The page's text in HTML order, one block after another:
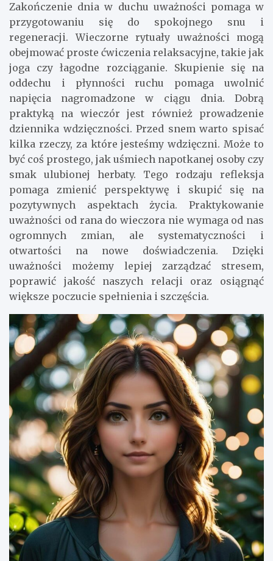
Zakończenie dnia w duchu uważności pomaga w
przygotowaniu się do spokojnego snu i
regeneracji. Wieczorne rytuały uważności mogą
obejmować proste ćwiczenia relaksacyjne, takie jak
joga czy łagodne rozciąganie. Skupienie się na
oddechu i płynności ruchu pomaga uwolnić
napięcia nagromadzone w ciągu dnia. Dobrą
praktyką na wieczór jest również prowadzenie
dziennika wdzięczności. Przed snem warto spisać
kilka rzeczy, za które jesteśmy wdzięczni. Może to
być coś prostego, jak uśmiech napotkanej osoby czy
smak ulubionej herbaty. Tego rodzaju refleksja
pomaga zmienić perspektywę i skupić się na
pozytywnych aspektach życia. Praktykowanie
uważności od rana do wieczora nie wymaga od nas
ogromnych zmian, ale systematyczności i
otwartości na nowe doświadczenia. Dzięki
uważności możemy lepiej zarządzać stresem,
poprawić jakość naszych relacji oraz osiągnąć
większe poczucie spełnienia i szczęścia.